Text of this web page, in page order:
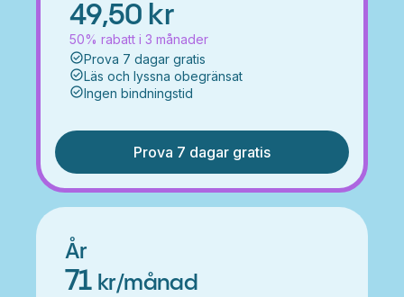
49,50 kr
50% rabatt i 3 månader
Prova 7 dagar gratis
Läs och lyssna obegränsat
Ingen bindningstid
Prova 7 dagar gratis
År
71 kr/månad